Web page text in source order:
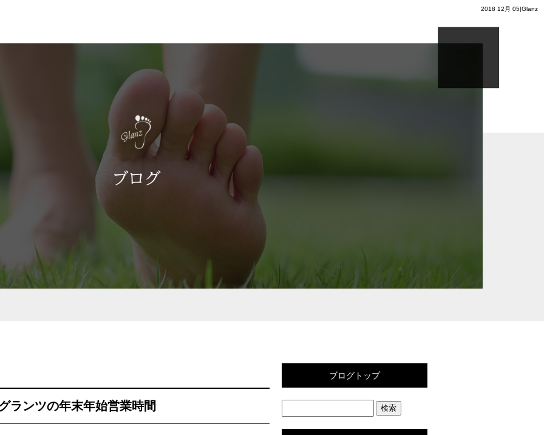
2018 12月 05|Glanz
ランツの年末年始営業時間
ブログトップ